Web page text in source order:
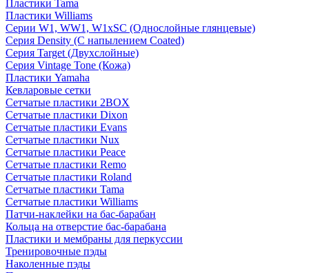
Пластики Tama
Пластики Williams
Серии W1, WW1, W1xSC (Однослойные глянцевые)
Серия Density (C напылением Coated)
Серия Target (Двухслойные)
Серия Vintage Tone (Кожа)
Пластики Yamaha
Кевларовые сетки
Сетчатые пластики 2BOX
Сетчатые пластики Dixon
Сетчатые пластики Evans
Сетчатые пластики Nux
Сетчатые пластики Peace
Сетчатые пластики Remo
Сетчатые пластики Roland
Сетчатые пластики Tama
Сетчатые пластики Williams
Патчи-наклейки на бас-барабан
Кольца на отверстие бас-барабана
Пластики и мембраны для перкуссии
Тренировочные пэды
Наколенные пэды